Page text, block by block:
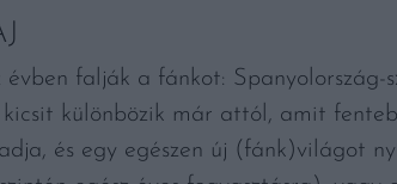
falják a fánkot: Spanyolország-
különbözik már attól, amit
és egy egészen új (fánk)világot